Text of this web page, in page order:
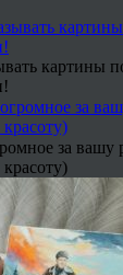
картины
за вашу